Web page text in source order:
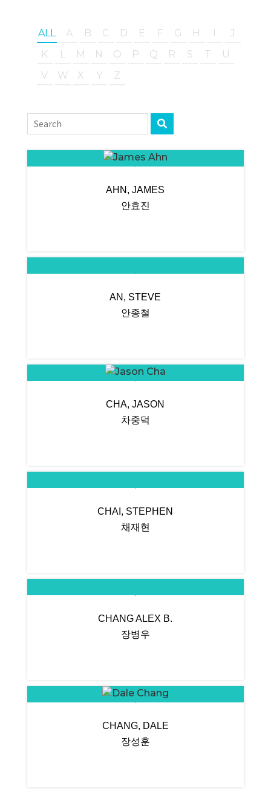
ALL A B C D E F G H I
J
K
L M N O P Q R S T
U
V
W X Y Z
AHN, JAMES
안효진
AN, STEVE
안종철
CHA, JASON
차중덕
CHAI, STEPHEN
채재현
CHANG ALEX B.
장병우
CHANG, DALE
장성훈